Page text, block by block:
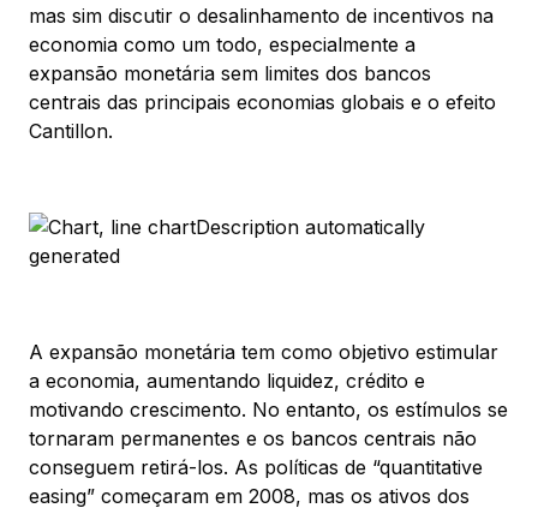
mas sim discutir o desalinhamento de incentivos na
economia como um todo, especialmente a
expansão monetária sem limites dos bancos
centrais das principais economias globais e o efeito
Cantillon.
A expansão monetária tem como objetivo estimular
a economia, aumentando liquidez, crédito e
motivando crescimento. No entanto, os estímulos se
tornaram permanentes e os bancos centrais não
conseguem retirá-los. As políticas de “quantitative
easing” começaram em 2008, mas os ativos dos